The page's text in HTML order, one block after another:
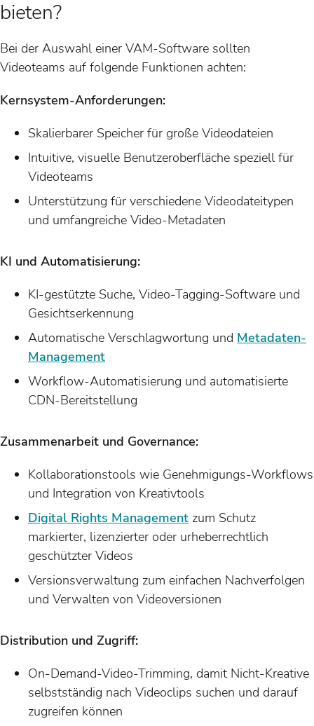
bieten?
Bei der Auswahl einer VAM-Software sollten
Videoteams auf folgende Funktionen achten:
Kernsystem-Anforderungen:
Skalierbarer Speicher für große Videodateien
Intuitive, visuelle Benutzeroberfläche speziell für
Videoteams
Unterstützung für verschiedene Videodateitypen
und umfangreiche Video-Metadaten
KI und Automatisierung:
KI-gestützte Suche, Video-Tagging-Software und
Gesichtserkennung
Automatische Verschlagwortung und Metadaten-
Management
Workflow-Automatisierung und automatisierte
CDN-Bereitstellung
Zusammenarbeit und Governance:
Kollaborationstools wie Genehmigungs-Workflows
und Integration von Kreativtools
Digital Rights Management zum Schutz
markierter, lizenzierter oder urheberrechtlich
geschützter Videos
Versionsverwaltung zum einfachen Nachverfolgen
und Verwalten von Videoversionen
Distribution und Zugriff:
On-Demand-Video-Trimming, damit Nicht-Kreative
selbstständig nach Videoclips suchen und darauf
zugreifen können